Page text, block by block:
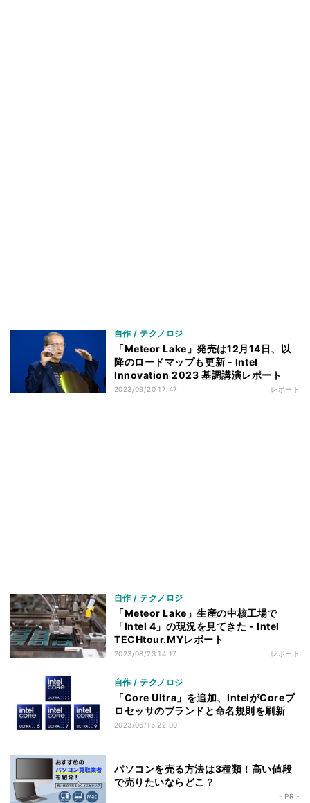
自作 / テクノロジ
「Meteor Lake」発売は12月14日、以
降のロードマップも更新 - Intel
Innovation 2023 基調講演レポート
2023/09/20 17:47 レポート
自作 / テクノロジ
「Meteor Lake」生産の中核工場で
「Intel 4」の現況を見てきた - Intel
TECHtour.MYレポート
2023/08/23 14:17 レポート
自作 / テクノロジ
「Core Ultra」を追加、IntelがCoreプ
ロセッサのブランドと命名規則を刷新
2023/06/15 22:00
パソコンを売る方法は3種類！高い値段
で売りたいならどこ？
- PR -